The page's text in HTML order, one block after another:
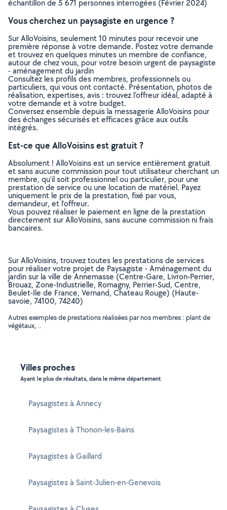
échantillon de 5 671 personnes interrogées (Février 2024)
Vous cherchez un paysagiste en urgence ?
Sur AlloVoisins, seulement 10 minutes pour recevoir une
première réponse à votre demande. Postez votre demande
et trouvez en quelques minutes un membre de confiance,
autour de chez vous, pour votre besoin urgent de paysagiste
- aménagement du jardin
Consultez les profils des membres, professionnels ou
particuliers, qui vous ont contacté. Présentation, photos de
réalisation, expertises, avis : trouvez l'offreur idéal, adapté à
votre demande et à votre budget.
Conversez ensemble depuis la messagerie AlloVoisins pour
des échanges sécurisés et efficaces grâce aux outils
intégrés.
Est-ce que AlloVoisins est gratuit ?
Absolument ! AlloVoisins est un service entièrement gratuit
et sans aucune commission pour tout utilisateur cherchant un
membre, qu’il soit professionnel ou particulier, pour une
prestation de service ou une location de matériel. Payez
uniquement le prix de la prestation, fixé par vous,
demandeur, et l’offreur.
Vous pouvez réaliser le paiement en ligne de la prestation
directement sur AlloVoisins, sans aucune commission ni frais
bancaires.
Sur AlloVoisins, trouvez toutes les prestations de services
pour réaliser votre projet de Paysagiste - Aménagement du
jardin sur la ville de Annemasse (Centre-Gare, Livron-Perrier,
Brouaz, Zone-Industrielle, Romagny, Perrier-Sud, Centre,
Beulet-Ile de France, Vernand, Chateau Rouge) (Haute-
savoie, 74100, 74240)
Autres exemples de prestations réalisées par nos membres : plant de
végétaux, ..
Villes proches
Ayant le plus de résultats, dans le même département
Paysagistes à Annecy
Paysagistes à Thonon-les-Bains
Paysagistes à Gaillard
Paysagistes à Saint-Julien-en-Genevois